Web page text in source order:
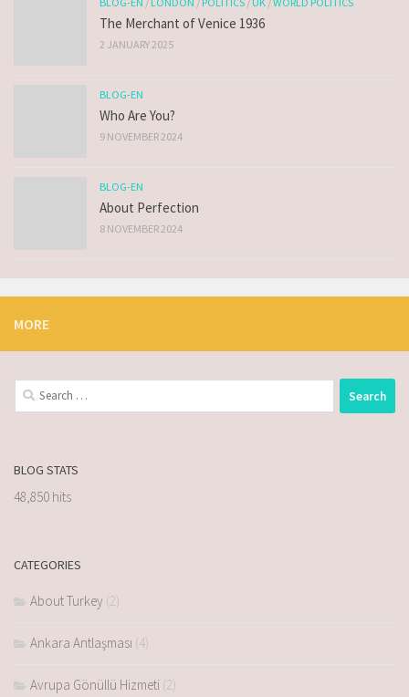
The Merchant of Venice 1936
2 JANUARY 2025
BLOG-EN
Who Are You?
9 NOVEMBER 2024
BLOG-EN
About Perfection
8 NOVEMBER 2024
MORE
BLOG STATS
48,850 hits
CATEGORIES
About Turkey (2)
Ankara Antlaşması (4)
Avrupa Gönüllü Hizmeti (2)